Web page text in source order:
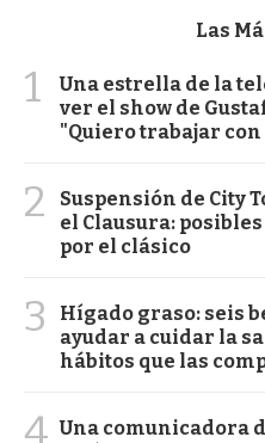
Las
1
Una estrella de la
ver el show de
"Quiero trabajar con
2
Suspensión de City
el Clausura:
por el clásico
3
Hígado graso: seis
ayudar a cuidar la
hábitos que las
4 Una comunicadora